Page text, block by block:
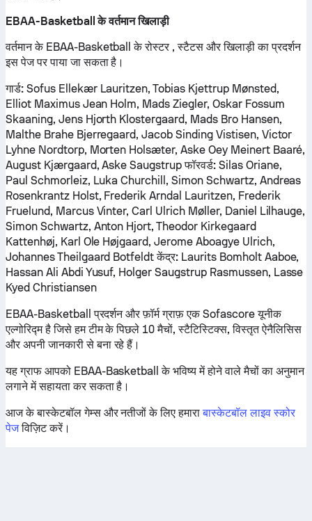
EBAA-Basketball के वर्तमान खिलाड़ी
वर्तमान के EBAA-Basketball के रोस्टर , स्टैटस और खिलाड़ी का प्रदर्शन
इस पेज पर पाया जा सकता है।
गार्ड:Sofus Ellekær Lauritzen, Tobias Kjettrup Mønsted,
Elliot Maximus Jean Holm, Mads Ziegler, Oskar Fossum
Skaaning, Jens Hjorth Klostergaard, Mads Bro Hansen,
Malthe Brahe Bjerregaard, Jacob Sinding Vistisen, Victor
Lyhne Nordtorp, Morten Holsæter, Aske Oey Meinert Baaré,
August Kjærgaard, Aske Saugstrupफॉरवर्ड:Silas Oriane,
Paul Schmorleiz, Luka Churchill, Simon Schwartz, Andreas
Rosenkrantz Holst, Frederik Arndal Lauritzen, Frederik
Fruelund, Marcus Vinter, Carl Ulrich Møller, Daniel Lilhauge,
Simon Schwartz, Anton Hjort, Theodor Kirkegaard
Kattenhøj, Karl Ole Højgaard, Jerome Aboagye Ulrich,
Johannes Theilgaard Botfeldtकेंद्र: Laurits Bomholt Aaboe,
Hassan Ali Abdi Yusuf, Holger Saugstrup Rasmussen, Lasse
Kyed Christiansen
EBAA-Basketball प्रदर्शन और फ़ॉर्म ग्राफ़ एक Sofascore यूनीक
एल्गोरिद्म है जिसे हम टीम के पिछले 10 मैचों, स्टैटिस्टिक्स, विस्तृत ऐनैलिसिस
और अपनी जानकारी से बना रहे हैं।
यह ग्राफ आपको EBAA-Basketball के भविष्य में होने वाले मैचों का अनुमान
लगाने में सहायता कर सकता है।
आज के बास्केटबॉल गेम्स और नतीजों के लिए हमाराबास्केटबॉल लाइव स्कोर
पेजविज़िट करें।